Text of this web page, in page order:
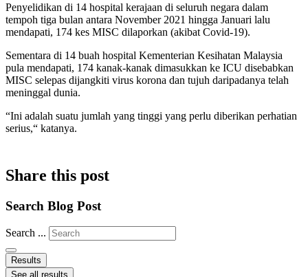
Penyelidikan di 14 hospital kerajaan di seluruh negara dalam
tempoh tiga bulan antara November 2021 hingga Januari lalu
mendapati, 174 kes MISC dilaporkan (akibat Covid-19).
Sementara di 14 buah hospital Kementerian Kesihatan Malaysia
pula mendapati, 174 kanak-kanak dimasukkan ke ICU disebabkan
MISC selepas dijangkiti virus korona dan tujuh daripadanya telah
meninggal dunia.
“Ini adalah suatu jumlah yang tinggi yang perlu diberikan perhatian
serius,“ katanya.
Share this post
Search Blog Post
Search ...
Results
See all results